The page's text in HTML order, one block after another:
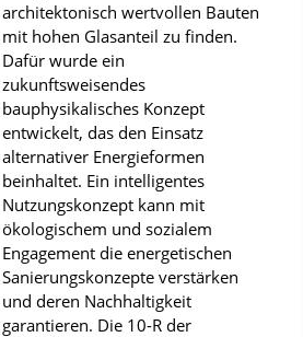
u
r
P
u
b
l
i
k
a
t
i
architektonisch wertvollen Bauten
mit hohen Glasanteil zu finden.
Dafür wurde ein
zukunftsweisendes
bauphysikalisches Konzept
entwickelt, das den Einsatz
alternativer Energieformen
beinhaltet. Ein intelligentes
Nutzungskonzept kann mit
ökologischem und sozialem
Engagement die energetischen
Sanierungskonzepte verstärken
und deren Nachhaltigkeit
garantieren. Die 10-R der